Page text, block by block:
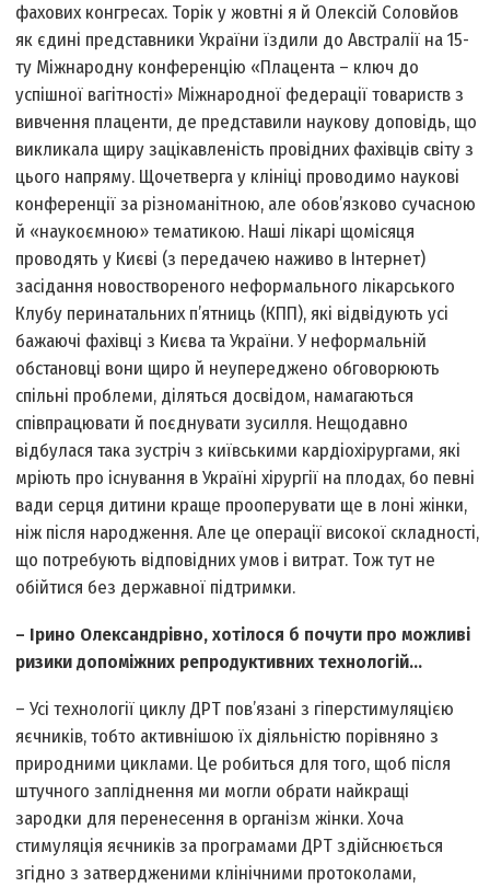
фахових конгресах. Торік у жовтні я й Олексій Соловйов
як єдині представники України їздили до Австралії на 15-
ту Міжнародну конференцію «Плацента – ключ до
успішної вагітності» Міжнародної федерації товариств з
вивчення плаценти, де представили наукову доповідь, що
викликала щиру зацікавленість провідних фахівців світу з
цього напряму. Щочетверга у клініці проводимо наукові
конференції за різноманітною, але обов’язково сучасною
й «наукоємною» тематикою. Наші лікарі щомісяця
проводять у Києві (з передачею наживо в Інтернет)
засідання новоствореного неформального лікарського
Клубу перинатальних п’ятниць (КПП), які відвідують усі
бажаючі фахівці з Києва та України. У неформальній
обстановці вони щиро й неупереджено обговорюють
спільні проблеми, діляться досвідом, намагаються
співпрацювати й поєднувати зусилля. Нещодавно
відбулася така зустріч з київськими кардіохірургами, які
мріють про існування в Україні хірургії на плодах, бо певні
вади серця дитини краще прооперувати ще в лоні жінки,
ніж після народження. Але це операції високої складності,
що потребують відповідних умов і витрат. Тож тут не
обійтися без державної підтримки.
– Ірино Олександрівно, хотілося б почути про можливі
ризики допоміжних репродуктивних технологій…
– Усі технології циклу ДРТ пов’язані з гіперстимуляцією
яєчників, тобто активнішою їх діяльністю порівняно з
природними циклами. Це робиться для того, щоб після
штучного запліднення ми могли обрати найкращі
зародки для перенесення в організм жінки. Хоча
стимуляція яєчників за програмами ДРТ здійснюється
згідно з затвердженими клінічними протоколами,